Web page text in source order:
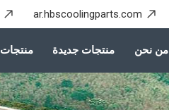
ar.hbscoolingparts.com
منتجات منتجات جديدة من نحن